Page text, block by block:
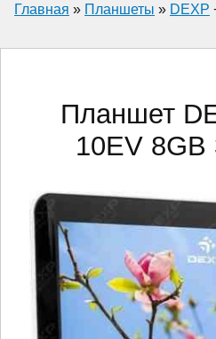
Главная » Планшеты » DEXP
Планшет
10EV 8GB